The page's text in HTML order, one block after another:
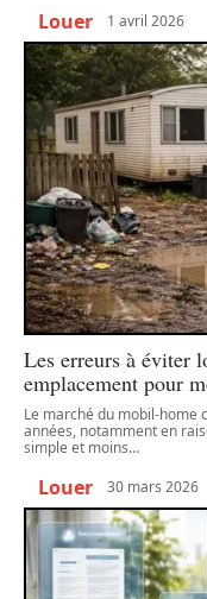
Louer 1 avril 2026
Les erreurs à éviter
emplacement pour
Le marché du mobil-home
années, notamment en
simple et moins…
Louer 30 mars 2026